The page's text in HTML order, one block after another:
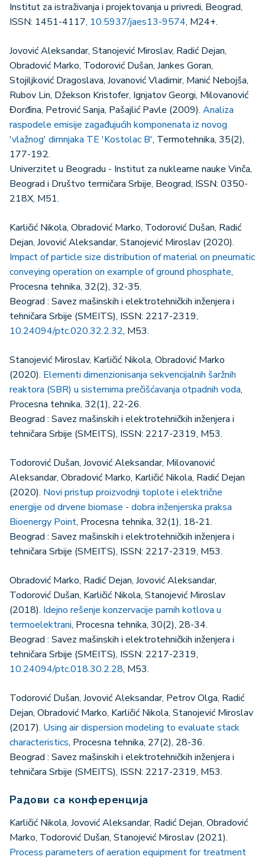
Institut za istraživanja i projektovanja u privredi, Beograd,
ISSN: 1451-4117, 10.5937/jaes13-9574, M24+.
Jovović Aleksandar, Stanojević Miroslav, Radić Dejan,
Obradović Marko, Todorović Dušan, Jankes Goran,
Stojiljković Dragoslava, Jovanović Vladimir, Manić Nebojša,
Rubov Lin, Džekson Kristofer, Ignjatov Georgi, Milovanović
Đorđina, Petrović Sanja, Pašajlić Pavle (2009). Analiza
raspodele emisije zagađujućih komponenata iz novog
'vlažnog' dimnjaka TE 'Kostolac B', Termotehnika, 35(2),
177-192.
Univerzitet u Beogradu - Institut za nuklearne nauke Vinča,
Beograd i Društvo termičara Srbije, Beograd, ISSN: 0350-
218X, M51.
Karličić Nikola, Obradović Marko, Todorović Dušan, Radić
Dejan, Jovović Aleksandar, Stanojević Miroslav (2020).
Impact of particle size distribution of material on pneumatic
conveying operation on example of ground phosphate,
Procesna tehnika, 32(2), 32-35.
Beograd : Savez mašinskih i elektrotehničkih inženjera i
tehničara Srbije (SMEITS), ISSN: 2217-2319,
10.24094/ptc.020.32.2.32, M53.
Stanojević Miroslav, Karličić Nikola, Obradović Marko
(2020). Elementi dimenzionisanja sekvencijalnih šaržnih
reaktora (SBR) u sistemima prečišćavanja otpadnih voda,
Procesna tehnika, 32(1), 22-26.
Beograd : Savez mašinskih i elektrotehničkih inženjera i
tehničara Srbije (SMEITS), ISSN: 2217-2319, M53.
Todorović Dušan, Jovović Aleksandar, Milovanović
Aleksandar, Obradović Marko, Karličić Nikola, Radić Dejan
(2020). Novi pristup proizvodnji toplote i električne
energije od drvene biomase - dobra inženjerska praksa
Bioenergy Point, Procesna tehnika, 32(1), 18-21.
Beograd : Savez mašinskih i elektrotehničkih inženjera i
tehničara Srbije (SMEITS), ISSN: 2217-2319, M53.
Obradović Marko, Radić Dejan, Jovović Aleksandar,
Todorović Dušan, Karličić Nikola, Stanojević Miroslav
(2018). Idejno rešenje konzervacije parnih kotlova u
termoelektrani, Procesna tehnika, 30(2), 28-34.
Beograd : Savez mašinskih i elektrotehničkih inženjera i
tehničara Srbije (SMEITS), ISSN: 2217-2319,
10.24094/ptc.018.30.2.28, M53.
Todorović Dušan, Jovović Aleksandar, Petrov Olga, Radić
Dejan, Obradović Marko, Karličić Nikola, Stanojević Miroslav
(2017). Using air dispersion modeling to evaluate stack
characteristics, Procesna tehnika, 27(2), 28-36.
Beograd : Savez mašinskih i elektrotehničkih inženjera i
tehničara Srbije (SMEITS), ISSN: 2217-2319, M53.
Радови са конференција
Karličić Nikola, Jovović Aleksandar, Radić Dejan, Obradović
Marko, Todorović Dušan, Stanojević Miroslav (2021).
Process parameters of aeration equipment for treatment